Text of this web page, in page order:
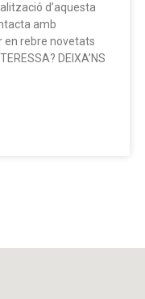
d’aquesta
amb
en rebre novetats
DEIXA’NS